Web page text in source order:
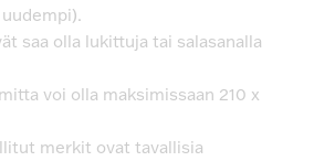
saa olla lukittuja tai salasanalla
voi olla maksimissaan 210 x
merkit ovat tavallisia